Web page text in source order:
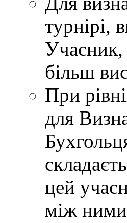
турнірі,
Учасник,
більш
При
для
цей
між